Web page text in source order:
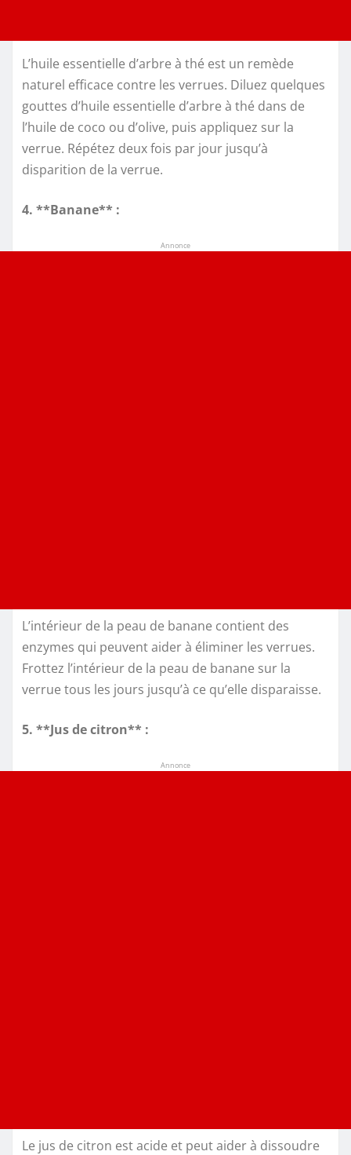
L’huile essentielle d’arbre à thé est un remède
naturel efficace contre les verrues. Diluez quelques
gouttes d’huile essentielle d’arbre à thé dans de
l’huile de coco ou d’olive, puis appliquez sur la
verrue. Répétez deux fois par jour jusqu’à
disparition de la verrue.
4. **Banane** :
Annonce
L’intérieur de la peau de banane contient des
enzymes qui peuvent aider à éliminer les verrues.
Frottez l’intérieur de la peau de banane sur la
verrue tous les jours jusqu’à ce qu’elle disparaisse.
5. **Jus de citron** :
Annonce
Le jus de citron est acide et peut aider à dissoudre